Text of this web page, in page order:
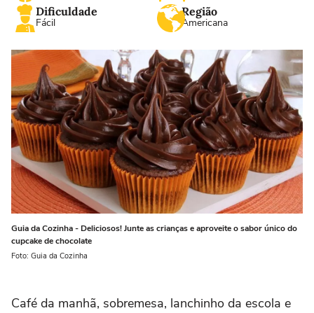
Dificuldade
Fácil
Região
Americana
Guia da Cozinha - Deliciosos! Junte as crianças e aproveite o sabor único do
cupcake de chocolate
Foto: Guia da Cozinha
Café da manhã, sobremesa, lanchinho da escola e